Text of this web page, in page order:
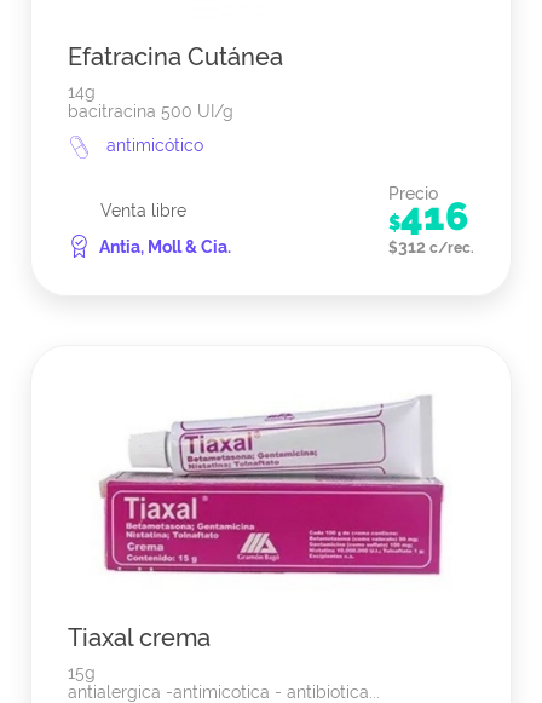
Efatracina Cutánea
14g
bacitracina 500 UI/g
antimicótico
Venta libre
Antia, Moll & Cia.
Precio
$416
$312 c/rec.
Tiaxal crema
15g
antialergica -antimicotica - antibiotica...